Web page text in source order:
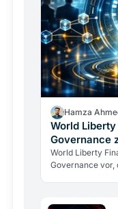
Hamza
World
Governance
Stablecoin
World Liberty
Governance vor,
anzuziehen.